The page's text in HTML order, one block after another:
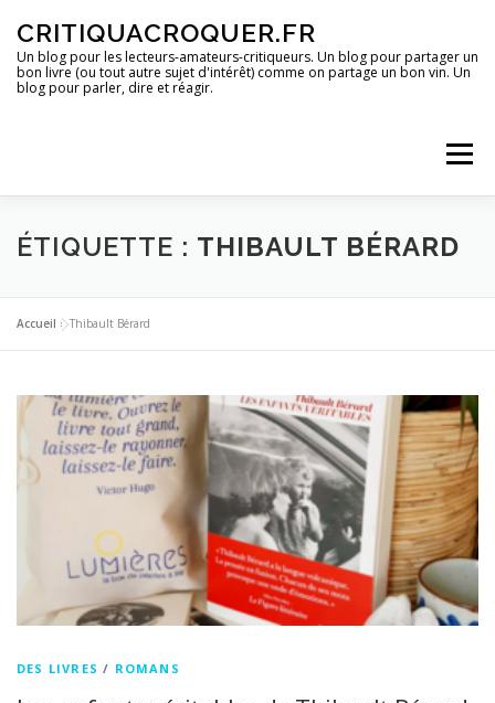
contenu
CRITIQUACROQUER.FR
Un blog pour les lecteurs-amateurs-critiqueurs. Un blog pour partager un
bon livre (ou tout autre sujet d'intérêt) comme on partage un bon vin. Un
blog pour parler, dire et réagir.
Menu
ACCUEIL UN BLOG ? DES LIVRES
DES IMAGES
DES BONS PLANS
ÉTIQUETTE : THIBAULT BÉRARD
Accueil »Thibault Bérard
DES LIVRES / ROMANS